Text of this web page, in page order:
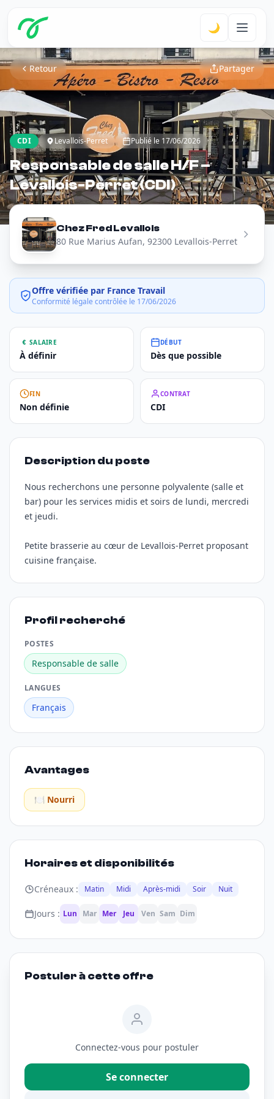
🌙
Retour Partager
CDI Levallois-Perret Publié le 17/06/2026
Responsable de salle H/F –
Levallois-Perret (CDI)
Chez Fred Levallois
80 Rue Marius Aufan, 92300 Levallois-Perret
Offre vérifiée par France Travail
Conformité légale contrôlée le 17/06/2026
SALAIRE
À définir
DÉBUT
Dès que possible
FIN
Non définie
CONTRAT
CDI
Description du poste
Nous recherchons une personne polyvalente (salle et
bar) pour les services midis et soirs de lundi, mercredi
et jeudi.
Petite brasserie au cœur de Levallois-Perret proposant
cuisine française.
Profil recherché
POSTES
Responsable de salle
LANGUES
Français
Avantages
🍽️ Nourri
Horaires et disponibilités
Créneaux : Matin Midi Après-midi Soir Nuit
Jours : Lun Mar Mer Jeu Ven Sam Dim
Postuler à cette offre
Connectez-vous pour postuler
Se connecter